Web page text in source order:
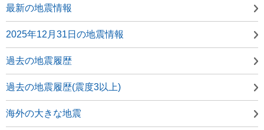
最新の地震情報
2025年12月31日の地震情報
過去の地震履歴
過去の地震履歴(震度3以上)
海外の大きな地震